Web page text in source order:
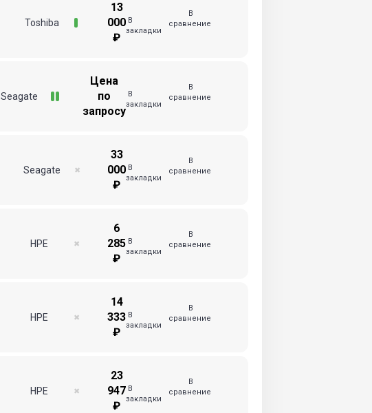
Toshiba
13
000
₽
В
закладки
В
сравнение
Seagate
Цена
по
запросу
В
закладки
В
сравнение
Seagate ✖
33
000
₽
В
закладки
В
сравнение
HPE ✖
6
285
₽
В
закладки
В
сравнение
HPE ✖
14
333
₽
В
закладки
В
сравнение
HPE ✖
23
947
₽
В
закладки
В
сравнение